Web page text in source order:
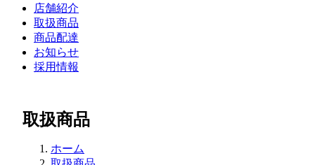
店舗紹介
取扱商品
商品配達
お知らせ
採用情報
取扱商品
ホーム